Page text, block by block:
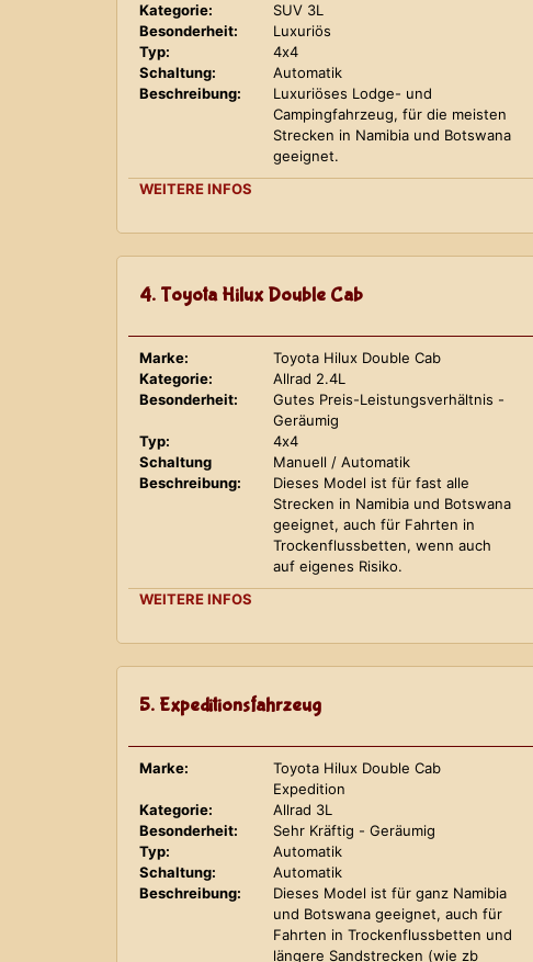
Kategorie:
SUV 3L
Besonderheit:
Luxuriös
Typ:
4x4
Schaltung:
Automatik
Beschreibung:
Luxuriöses Lodge- und
Campingfahrzeug, für die meisten
Strecken in Namibia und Botswana
geeignet.
WEITERE INFOS
4. Toyota Hilux Double Cab
Marke:
Toyota Hilux Double Cab
Kategorie:
Allrad 2.4L
Besonderheit:
Gutes Preis-Leistungsverhältnis -
Geräumig
Typ:
4x4
Schaltung
Manuell / Automatik
Beschreibung:
Dieses Model ist für fast alle
Strecken in Namibia und Botswana
geeignet, auch für Fahrten in
Trockenflussbetten, wenn auch
auf eigenes Risiko.
WEITERE INFOS
5. Expeditionsfahrzeug
Marke:
Toyota Hilux Double Cab
Expedition
Kategorie:
Allrad 3L
Besonderheit:
Sehr Kräftig - Geräumig
Typ:
Automatik
Schaltung:
Automatik
Beschreibung:
Dieses Model ist für ganz Namibia
und Botswana geeignet, auch für
Fahrten in Trockenflussbetten und
längere Sandstrecken (wie zb